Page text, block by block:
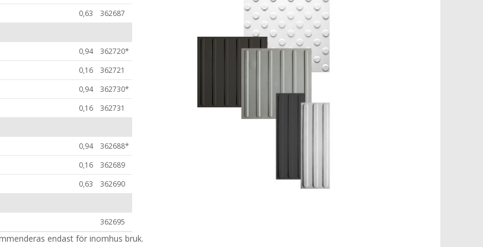
0,63
362687
0,94
362720*
0,16
362721
0,94
362730*
0,16
362731
0,94
362688*
0,16
362689
0,63
362690
362695
endast för inomhus bruk.